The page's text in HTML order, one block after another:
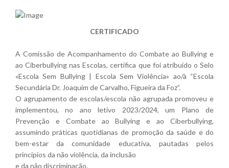
CERTIFICADO
A Comissão de Acompanhamento do Combate ao Bullying e
ao Ciberbullying nas Escolas, certifica que foi atribuído o Selo
«Escola Sem Bullying | Escola Sem Violência» ao/à “Escola
Secundária Dr. Joaquim de Carvalho, Figueira da Foz”.
O agrupamento de escolas/escola não agrupada promoveu e
implementou, no ano letivo 2023/2024, um Plano de
Prevenção e Combate ao Bullying e ao Ciberbullying,
assumindo práticas quotidianas de promoção da saúde e do
bem-estar da comunidade educativa, pautadas pelos
princípios da não violência, da inclusão
e da não discriminação.